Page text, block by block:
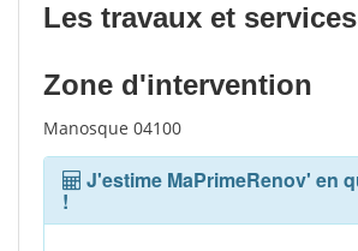
Les travaux et services
Zone d'intervention
Manosque 04100